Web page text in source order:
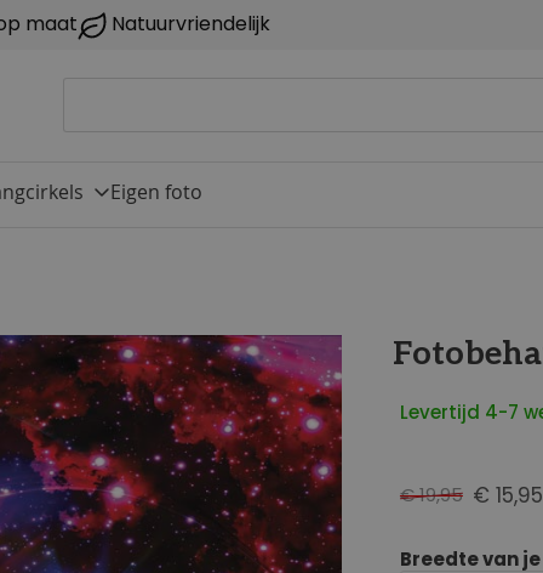
maat Natuurvriendelijk
Eigen foto
Levertijd 4-7
€ 15,95
€ 19,95
Breedte van